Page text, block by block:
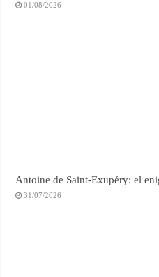
01/08/2026
Antoine de Saint-Exupéry: el
31/07/2026